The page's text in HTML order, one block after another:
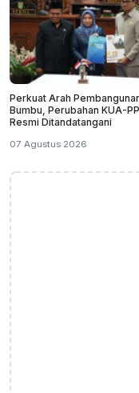
Perkuat Arah
Bumbu, Perubahan KUA-
Resmi Ditandatangani
07 Agustus 2026